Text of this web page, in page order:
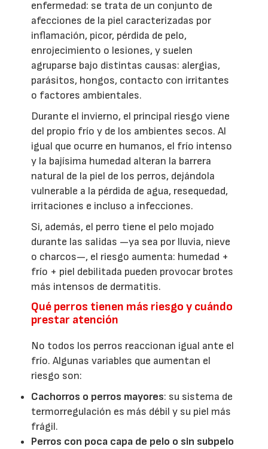
enfermedad: se trata de un conjunto de
afecciones de la piel caracterizadas por
inflamación, picor, pérdida de pelo,
enrojecimiento o lesiones, y suelen
agruparse bajo distintas causas: alergias,
parásitos, hongos, contacto con irritantes
o factores ambientales.
Durante el invierno, el principal riesgo viene
del propio frío y de los ambientes secos. Al
igual que ocurre en humanos, el frío intenso
y la bajísima humedad alteran la barrera
natural de la piel de los perros, dejándola
vulnerable a la pérdida de agua, resequedad,
irritaciones e incluso a infecciones.
Si, además, el perro tiene el pelo mojado
durante las salidas —ya sea por lluvia, nieve
o charcos—, el riesgo aumenta: humedad +
frío + piel debilitada pueden provocar brotes
más intensos de dermatitis.
Qué perros tienen más riesgo y cuándo
prestar atención
No todos los perros reaccionan igual ante el
frío. Algunas variables que aumentan el
riesgo son:
Cachorros o perros mayores: su sistema de
termorregulación es más débil y su piel más
frágil.
Perros con poca capa de pelo o sin subpelo